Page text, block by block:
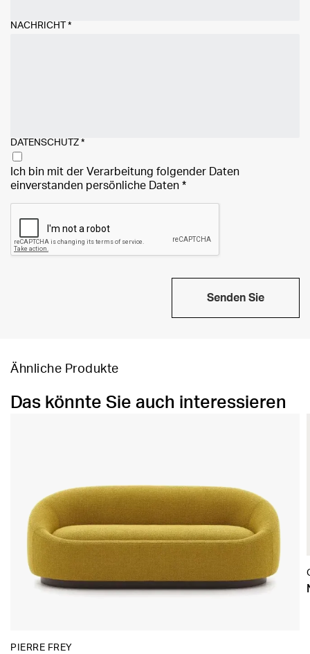
NACHRICHT*
DATENSCHUTZ *
Ich bin mit der Verarbeitung folgender Daten
einverstanden persönliche Daten *
Senden Sie
Ähnliche Produkte
Das könnte Sie auch interessieren
PIERRE FREY